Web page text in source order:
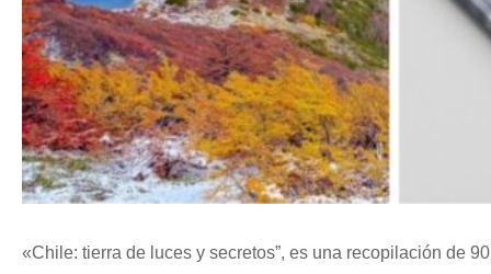
«Chile: tierra de luces y secretos”, es una recopilación de